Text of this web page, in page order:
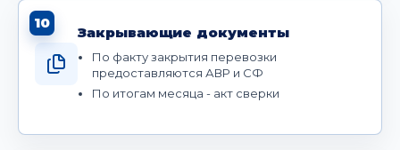
10
Закрывающие документы
По факту закрытия перевозки
предоставляются АВР и СФ
По итогам месяца - акт сверки